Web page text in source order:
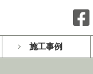
施工事例